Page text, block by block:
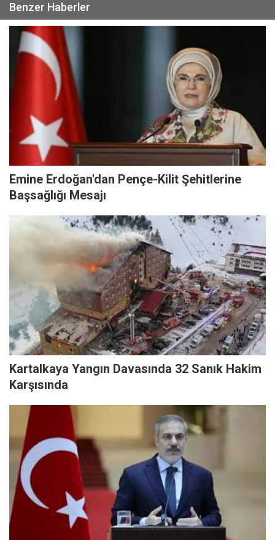
Benzer Haberler
Emine Erdoğan'dan Pençe-Kilit Şehitlerine
Başsağlığı Mesajı
Kartalkaya Yangın Davasında 32 Sanık Hakim
Karşısında